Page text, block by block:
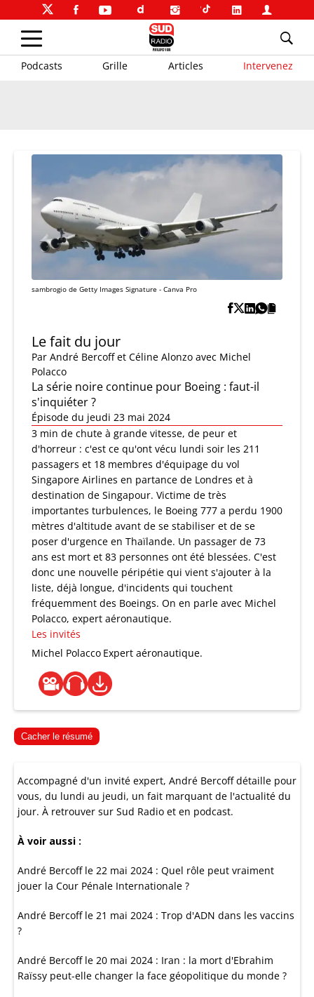
Podcasts Grille Articles Intervenez
sambrogio de Getty Images Signature - Canva Pro
Le fait du jour
Par André Bercoff et Céline Alonzo avec Michel
Polacco
La série noire continue pour Boeing : faut-il
s'inquiéter ?
Épisode du jeudi 23 mai 2024
3 min de chute à grande vitesse, de peur et
d'horreur : c'est ce qu'ont vécu lundi soir les 211
passagers et 18 membres d'équipage du vol
Singapore Airlines en partance de Londres et à
destination de Singapour. Victime de très
importantes turbulences, le Boeing 777 a perdu 1900
mètres d'altitude avant de se stabiliser et de se
poser d'urgence en Thaïlande. Un passager de 73
ans est mort et 83 personnes ont été blessées. C'est
donc une nouvelle péripétie qui vient s'ajouter à la
liste, déjà longue, d'incidents qui touchent
fréquemment des Boeings. On en parle avec Michel
Polacco, expert aéronautique.
Les invités
Michel Polacco Expert aéronautique.
Cacher le résumé
Accompagné d'un invité expert, André Bercoff détaille pour
vous, du lundi au jeudi, un fait marquant de l'actualité du
jour. À retrouver sur Sud Radio et en podcast.
À voir aussi :
André Bercoff le 22 mai 2024 : Quel rôle peut vraiment
jouer la Cour Pénale Internationale ?
André Bercoff le 21 mai 2024 : Trop d'ADN dans les vaccins
?
André Bercoff le 20 mai 2024 : Iran : la mort d'Ebrahim
Raïssy peut-elle changer la face géopolitique du monde ?